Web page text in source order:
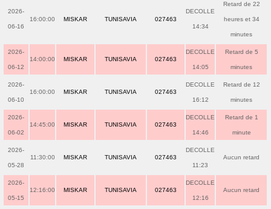
2026-
06-16
16:00:00 MISKAR TUNISAVIA 027463
DECOLLE
14:34
Retard de 22
heures et 34
minutes
2026-
06-12
14:00:00 MISKAR TUNISAVIA 027463
DECOLLE
14:05
Retard de 5
minutes
2026-
06-10
16:00:00 MISKAR TUNISAVIA 027463
DECOLLE
16:12
Retard de 12
minutes
2026-
06-02
14:45:00 MISKAR TUNISAVIA 027463
DECOLLE
14:46
Retard de 1
minute
2026-
05-28
11:30:00 MISKAR TUNISAVIA 027463
DECOLLE
11:23
Aucun retard
2026-
05-15
12:16:00 MISKAR TUNISAVIA 027463
DECOLLE
12:16
Aucun retard